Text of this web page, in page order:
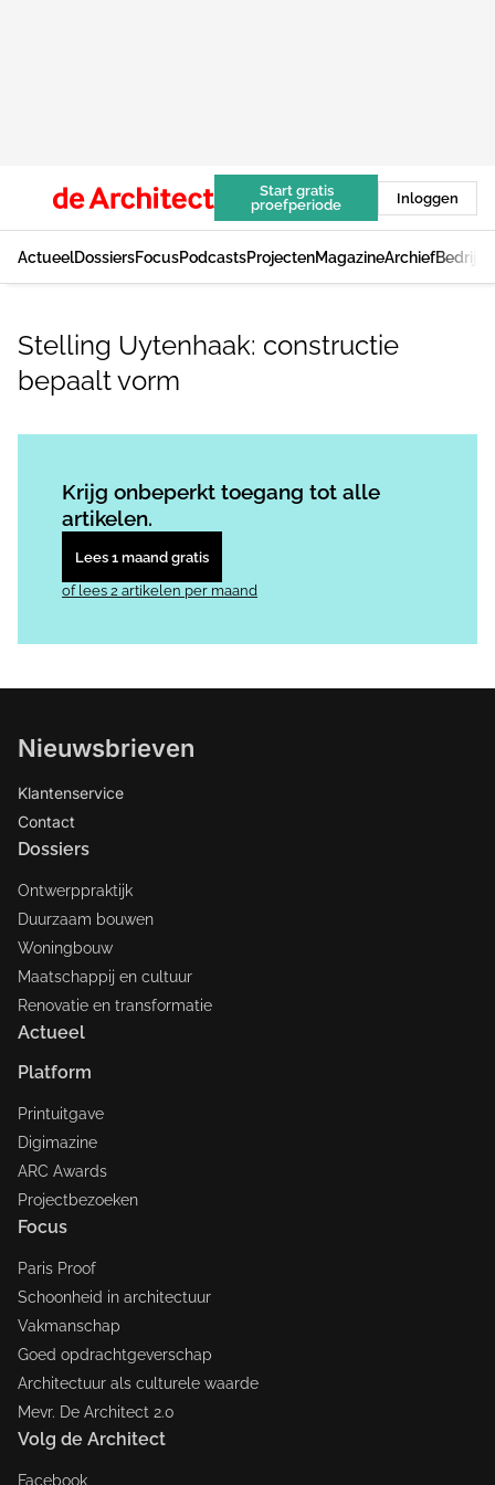
Start gratis
proefperiode
Inloggen
ActueelDossiersFocusPodcastsProjectenMagazineArchief
Stelling Uytenhaak: constructie
bepaalt vorm
Krijg onbeperkt toegang tot alle
artikelen.
Lees 1 maand gratis
of lees 2 artikelen per maand
Nieuwsbrieven
Klantenservice
Contact
Dossiers
Ontwerppraktijk
Duurzaam bouwen
Woningbouw
Maatschappij en cultuur
Renovatie en transformatie
Actueel
Platform
Printuitgave
Digimazine
ARC Awards
Projectbezoeken
Focus
Paris Proof
Schoonheid in architectuur
Vakmanschap
Goed opdrachtgeverschap
Architectuur als culturele waarde
Mevr. De Architect 2.0
Volg de Architect
Facebook